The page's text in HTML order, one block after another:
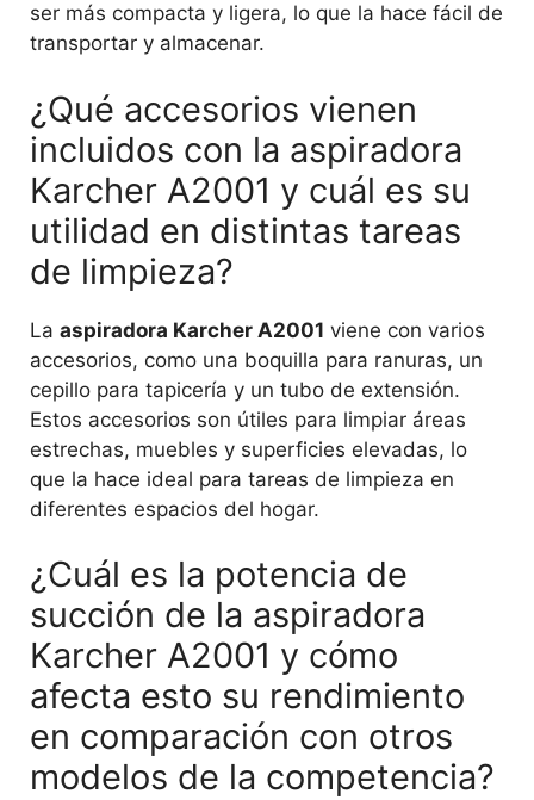
ser más compacta y ligera, lo que la hace fácil de
transportar y almacenar.
¿Qué accesorios vienen
incluidos con la aspiradora
Karcher A2001 y cuál es su
utilidad en distintas tareas
de limpieza?
La aspiradora Karcher A2001 viene con varios
accesorios, como una boquilla para ranuras, un
cepillo para tapicería y un tubo de extensión.
Estos accesorios son útiles para limpiar áreas
estrechas, muebles y superficies elevadas, lo
que la hace ideal para tareas de limpieza en
diferentes espacios del hogar.
¿Cuál es la potencia de
succión de la aspiradora
Karcher A2001 y cómo
afecta esto su rendimiento
en comparación con otros
modelos de la competencia?